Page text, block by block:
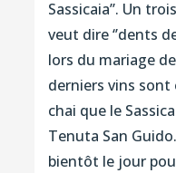
Sassicaia’’. Un
veut dire ‘’dents
lors du mariage
derniers vins sont
chai que le
Tenuta San
bientôt le jour